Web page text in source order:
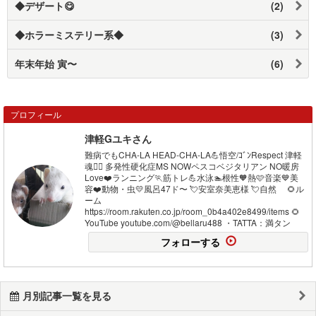
◆デザート😋 (2)
◆ホラーミステリー系◆ (3)
年末年始 寅〜 (6)
プロフィール
津軽Gユキさん
難病でもCHA-LA HEAD-CHA-LA💪悟空/ｺﾞﾝRespect 津軽
魂❤️‍🔥 多発性硬化症MS NOWペスコベジタリアン NO暖房
Love❤️ランニング🏃筋トレ💪水泳🏊根性🧡熱🩷音楽💙美
容❤️動物・虫💛風呂47ド〜 💘安室奈美恵様 💘自然 🌻ル
ーム
https://room.rakuten.co.jp/room_0b4a402e8499/items 🌻
YouTube youtube.com/@bellaru488 ・TATTA：満タン
フォローする
月別記事一覧を見る